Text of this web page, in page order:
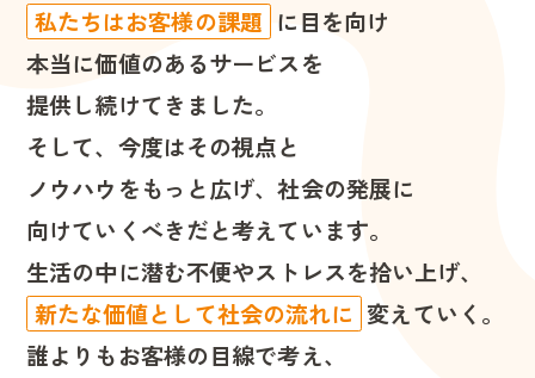
私たちはお客様の課題 に目を向け
本当に価値のあるサービスを
提供し続けてきました。
そして、今度はその視点と
ノウハウをもっと広げ、社会の発展に
向けていくべきだと考えています。
生活の中に潜む不便やストレスを拾い上げ、
新たな価値として社会の流れに 変えていく。
誰よりもお客様の目線で考え、